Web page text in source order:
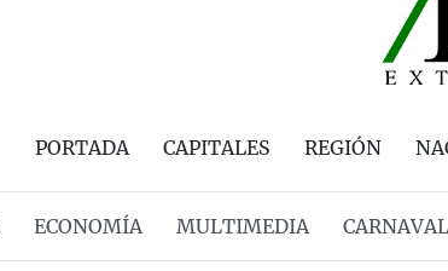
PORTADA CAPITALES REGIÓN
ECONOMÍA MULTIMEDIA CARNAVAL